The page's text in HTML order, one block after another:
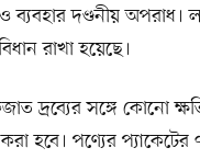
ব্যবহার দণ্ডনীয়
রাখা হয়েছে।
দ্রব্যের সঙ্গে কোনো
করা হবে। পণ্যের